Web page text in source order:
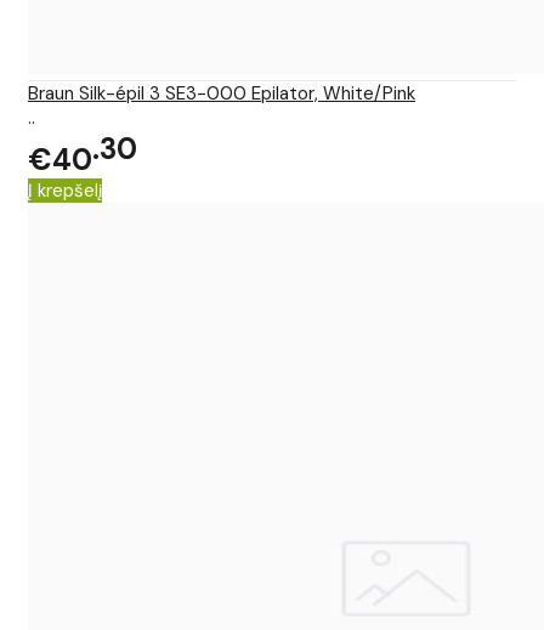
Braun Silk-épil 3 SE3-000 Epilator, White/Pink
..
€40 30
Į krepšelį